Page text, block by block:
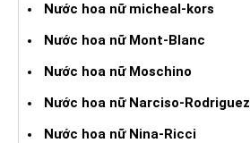
Nước hoa nữ micheal-kors
Nước hoa nữ Mont-Blanc
Nước hoa nữ Moschino
Nước hoa nữ Narciso-Rodriguez
Nước hoa nữ Nina-Ricci